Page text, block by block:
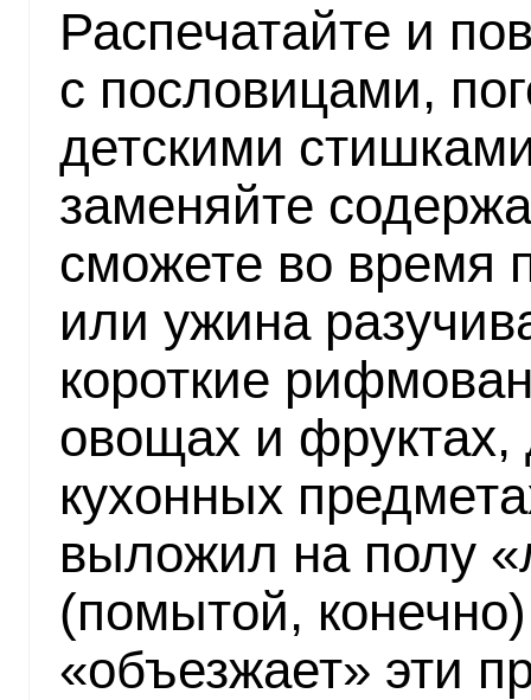
Распечатайте и
с пословицами,
детскими
заменяйте
сможете во время
или ужина
короткие
овощах и фруктах,
кухонных
выложил на полу
(помытой,
«объезжает» эти